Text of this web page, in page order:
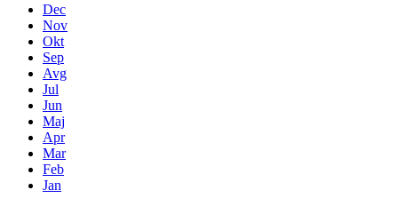
Dec
Nov
Okt
Sep
Avg
Jul
Jun
Maj
Apr
Mar
Feb
Jan